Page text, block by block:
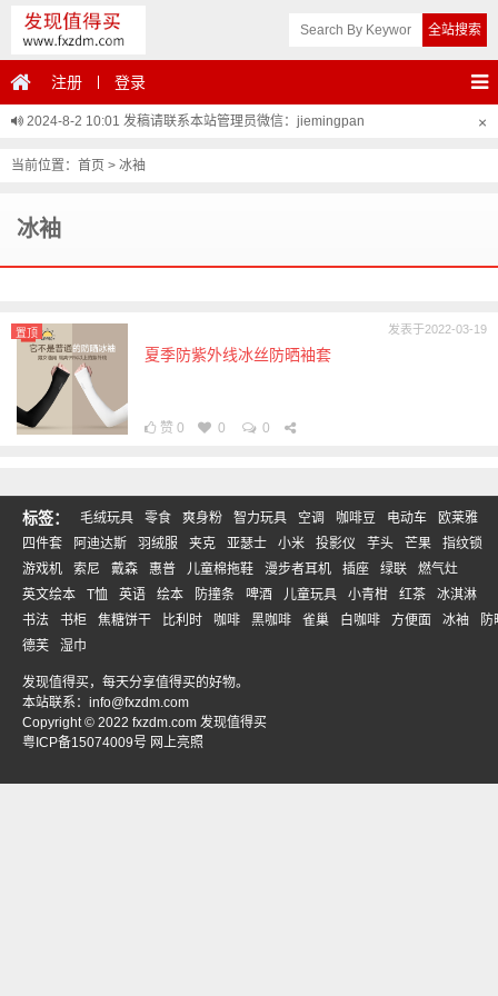
注册 登录
2024-8-2 10:01 发稿请联系本站管理员微信：jiemingpan ×
当前位置： 首页 > 冰袖
冰袖
置顶
夏季防紫外线冰丝防晒袖套
发表于2022-03-19
赞 0 0 0
标签： 毛绒玩具 零食 爽身粉 智力玩具 空调 咖啡豆 电动车
欧莱雅
四件套
阿迪达斯 羽绒服 夹克 亚瑟士 小米 投影仪 芋头 芒果
指纹锁
游戏机
索尼 戴森 惠普 儿童棉拖鞋 漫步者耳机 插座 绿联
燃气灶
英文绘本
T恤 英语 绘本 防撞条 啤酒 儿童玩具 小青柑 红茶
冰淇淋
书法
书柜 焦糖饼干 比利时 咖啡 黑咖啡 雀巢 白咖啡 方便面 冰袖
防
德芙
湿巾
发现值得买，每天分享值得买的好物。
本站联系： info@fxzdm.com
Copyright © 2022 fxzdm.com 发现值得买
粤ICP备15074009号 网上亮照